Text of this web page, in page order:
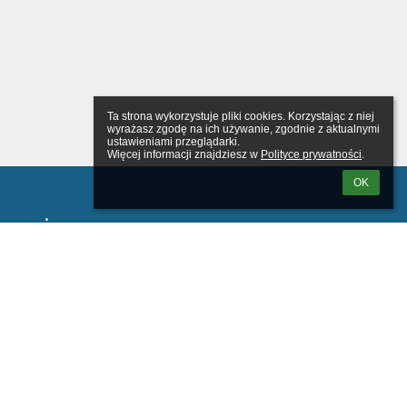
Ta strona wykorzystuje pliki cookies. Korzystając z niej
wyrażasz zgodę na ich używanie, zgodnie z aktualnymi
ustawieniami przeglądarki.
Więcej informacji znajdziesz w Polityce prywatności.
OK